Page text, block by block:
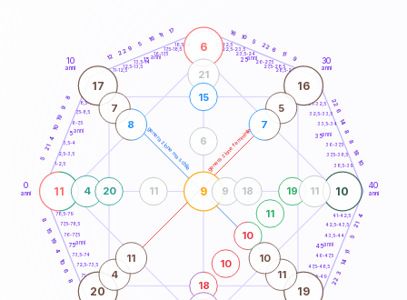
generazione maschile generazione femminile
0
anni
10
anni
30
anni
40
anni
1-2,5
2,5-3,5
3,5-4
6-7,5
7,5-8,5
8,5-9
11-12,5
12,5-13,5
13,5-14
16-17,5
17,5-18,5
18,5-19
21-22,5
22,5-23,5
23,5-24
26-27,5
27,5-28,5
28,5-29
31-32,5
32,5-33,5
33,5-34
36-37,5
37,5-38,5
38,5-39
41-42,5
42,5-43,5
43,5-44
46-47,5
47,5-48,5
48,5-49
71-72,5
72,5-73,5
73,5-74
76-77,5
77,5-78,5
78,5-79
5
21
4
10
19
9
8
12
22 9
5
16 11
17 16
10
5
22 6
11
9
22
6
14
8
8
18
10
4
21
5
11
14
3
22
8
6
10
4
19
15
8
11
6
10
9
17 16
20 19
18
10
10
11
19
4
21
11
20
15
9 18
11
6
7
8
5
7
4
11
11
10
5anni
15 anni 25anni
35anni
45anni
75anni